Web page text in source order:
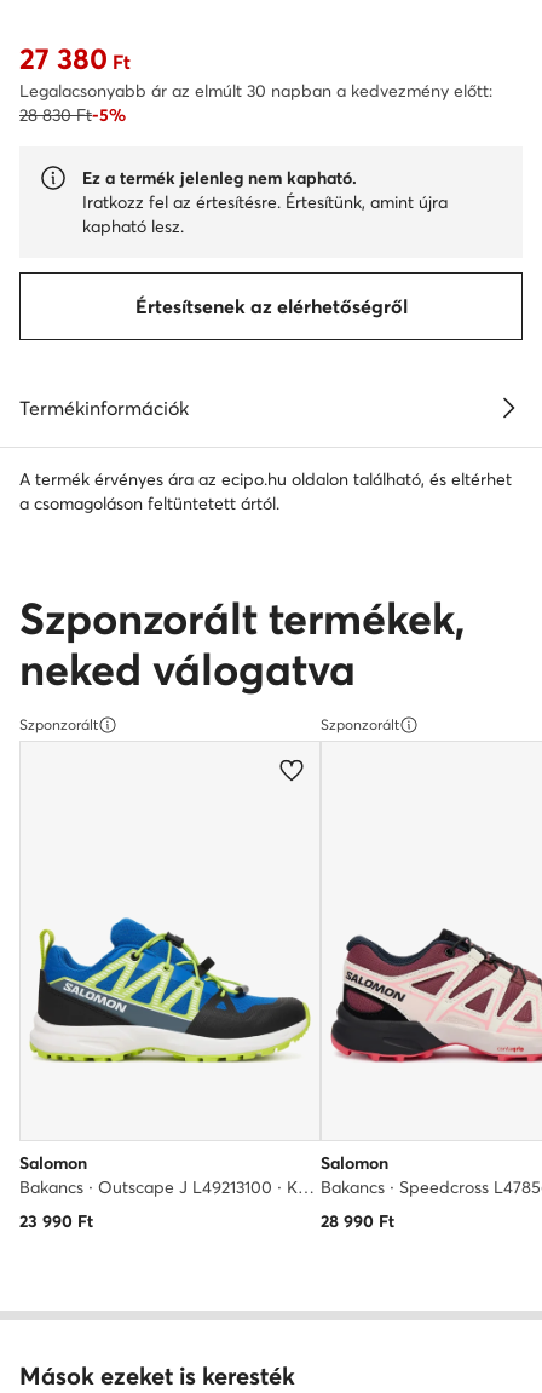
Aktuális ár 27 380 Ft
27 380 Ft
Legalacsonyabb ár az elmúlt 30 napban a kedvezmény előtt:
28 830 Ft-5%
Ez a termék jelenleg nem kapható.
Iratkozz fel az értesítésre. Értesítünk, amint újra
kapható lesz.
Értesítsenek az elérhetőségről
Termékinformációk
A termék érvényes ára az ecipo.hu oldalon található, és eltérhet
a csomagoláson feltüntetett ártól.
Szponzorált termékek,
neked válogatva
Szponzorált
Salomon
Bakancs · Outscape J L49213100 · Kék
23 990 Ft
Szponzorált
Salomon
28 990Ft
Mások ezeket is keresték